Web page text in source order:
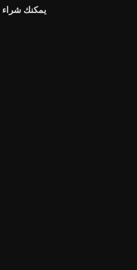
يمكنك شراء